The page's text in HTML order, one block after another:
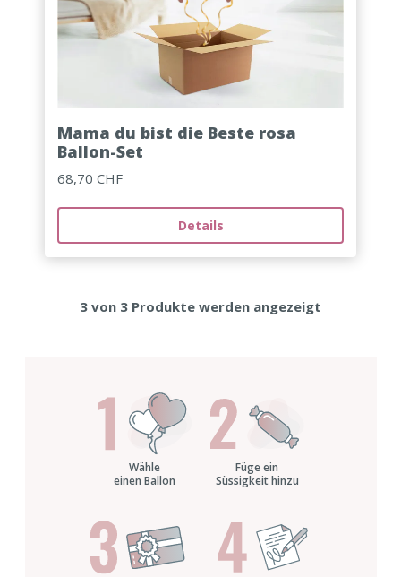
Mama du bist die Beste rosa
Ballon-Set
68,70 CHF
Details
3 von 3 Produkte werden angezeigt
Wähle
einen Ballon
Füge ein
Süssigkeit hinzu